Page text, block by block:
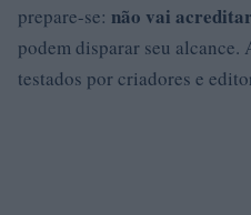
prepare-se: não vai acreditar
podem disparar seu alcance.
testados por criadores e